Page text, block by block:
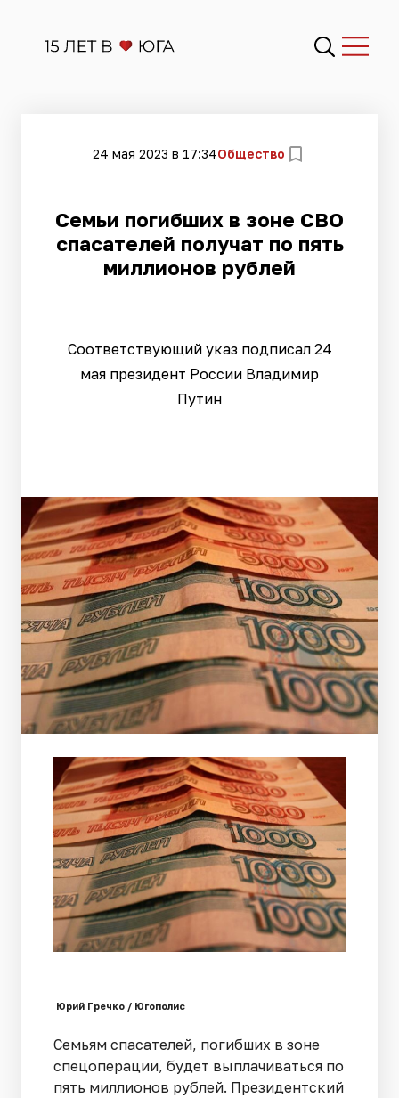
24 мая 2023 в 17:34Общество
Семьи погибших в зоне СВО
спасателей получат по пять
миллионов рублей
Соответствующий указ подписал 24
мая президент России Владимир
Путин
Юрий Гречко / Югополис
Семьям спасателей, погибших в зоне
спецоперации, будет выплачиваться по
пять миллионов рублей. Президентский